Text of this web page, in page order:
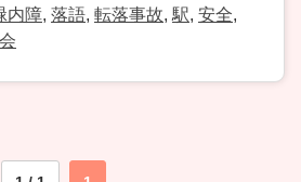
内障, 落語, 転落事故, 駅, 安全,